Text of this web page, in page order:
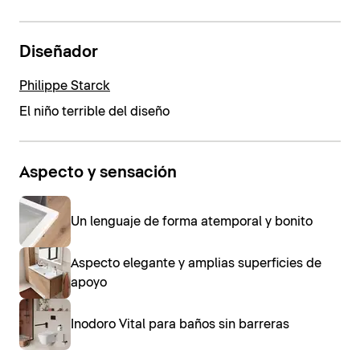
Diseñador
Philippe Starck
El niño terrible del diseño
Aspecto y sensación
Un lenguaje de forma atemporal y bonito
Aspecto elegante y amplias superficies de
apoyo
Inodoro Vital para baños sin barreras